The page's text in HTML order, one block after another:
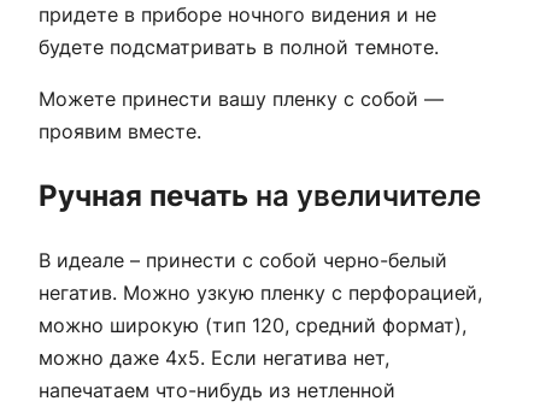
придете в приборе ночного видения и не
будете подсматривать в полной темноте.
Можете принести вашу пленку с собой —
проявим вместе.
Ручная печать на увеличителе
В идеале – принести с собой черно-белый
негатив. Можно узкую пленку с перфорацией,
можно широкую (тип 120, средний формат),
можно даже 4х5. Если негатива нет,
напечатаем что-нибудь из нетленной